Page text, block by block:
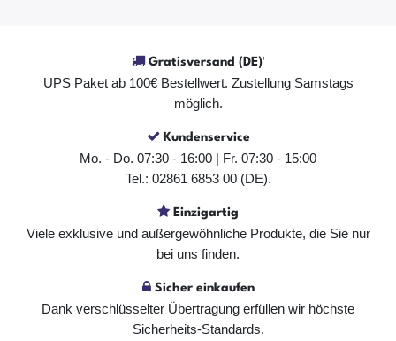
Gratisversand (DE)¹
UPS Paket ab 100€ Bestellwert. Zustellung Samstags
möglich.
Kundenservice
Mo. - Do. 07:30 - 16:00 | Fr. 07:30 - 15:00
Tel.: 02861 6853 00 (DE).
Einzigartig
Viele exklusive und außergewöhnliche Produkte, die Sie nur
bei uns finden.
Sicher einkaufen
Dank verschlüsselter Übertragung erfüllen wir höchste
Sicherheits-Standards.